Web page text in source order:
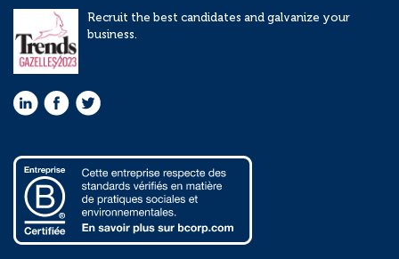
Recruit the best candidates and galvanize your
business.